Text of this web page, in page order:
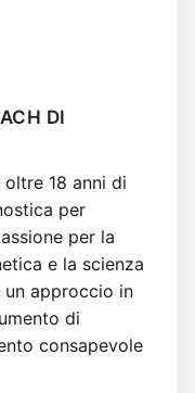
DI
18 anni di
per
per la
e la scienza
un approccio in
di
consapevole